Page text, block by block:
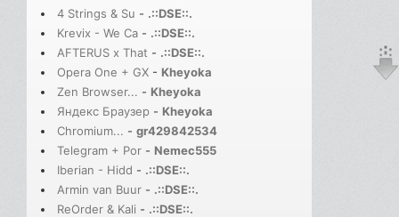
4 Strings & Su - .::DSE::.
Krevix - We Ca - .::DSE::.
AFTERUS x That - .::DSE::.
Opera One + GX - Kheyoka
Zen Browser... - Kheyoka
Яндекс Браузер - Kheyoka
Chromium... - gr429842534
Telegram + Por - Nemec555
Iberian - Hidd - .::DSE::.
Armin van Buur - .::DSE::.
ReOrder & Kali - .::DSE::.